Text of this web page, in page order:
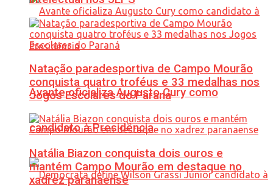
Avante oficializa Augusto Cury como
candidato à Presidência
Natação paradesportiva de Campo Mourão
conquista quatro troféus e 33 medalhas nos
Jogos Escolares do Paraná
Natália Biazon conquista dois ouros e
mantém Campo Mourão em destaque no
xadrez paranaense